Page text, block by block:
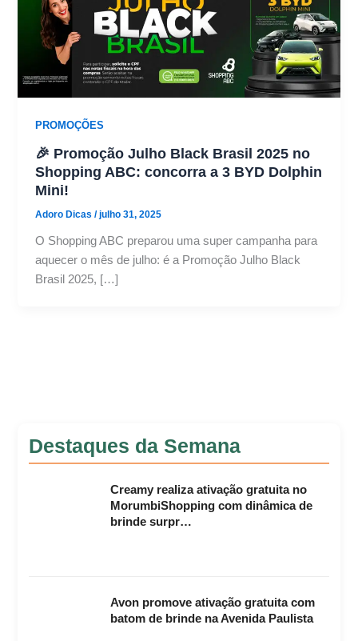
PROMOÇÕES
🎉 Promoção Julho Black Brasil 2025 no
Shopping ABC: concorra a 3 BYD Dolphin
Mini!
Adoro Dicas/julho 31, 2025
O Shopping ABC preparou uma super campanha para
aquecer o mês de julho: é a Promoção Julho Black
Brasil 2025, […]
Destaques da Semana
Creamy realiza ativação gratuita no
MorumbiShopping com dinâmica de
brinde surpr…
Avon promove ativação gratuita com
batom de brinde na Avenida Paulista